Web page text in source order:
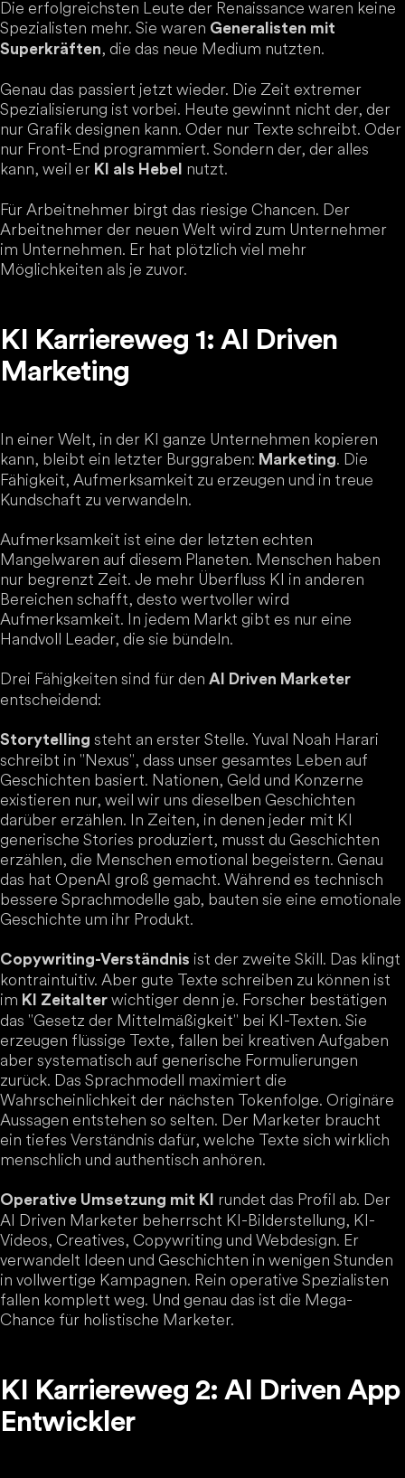
Die erfolgreichsten Leute der Renaissance waren keine
Spezialisten mehr. Sie waren Generalisten mit
Superkräften, die das neue Medium nutzten.
Genau das passiert jetzt wieder. Die Zeit extremer
Spezialisierung ist vorbei. Heute gewinnt nicht der, der
nur Grafik designen kann. Oder nur Texte schreibt. Oder
nur Front-End programmiert. Sondern der, der alles
kann, weil er KI als Hebel nutzt.
Für Arbeitnehmer birgt das riesige Chancen. Der
Arbeitnehmer der neuen Welt wird zum Unternehmer
im Unternehmen. Er hat plötzlich viel mehr
Möglichkeiten als je zuvor.
KI Karriereweg 1: AI Driven
Marketing
In einer Welt, in der KI ganze Unternehmen kopieren
kann, bleibt ein letzter Burggraben: Marketing. Die
Fähigkeit, Aufmerksamkeit zu erzeugen und in treue
Kundschaft zu verwandeln.
Aufmerksamkeit ist eine der letzten echten
Mangelwaren auf diesem Planeten. Menschen haben
nur begrenzt Zeit. Je mehr Überfluss KI in anderen
Bereichen schafft, desto wertvoller wird
Aufmerksamkeit. In jedem Markt gibt es nur eine
Handvoll Leader, die sie bündeln.
Drei Fähigkeiten sind für den AI Driven Marketer
entscheidend:
Storytelling steht an erster Stelle. Yuval Noah Harari
schreibt in "Nexus", dass unser gesamtes Leben auf
Geschichten basiert. Nationen, Geld und Konzerne
existieren nur, weil wir uns dieselben Geschichten
darüber erzählen. In Zeiten, in denen jeder mit KI
generische Stories produziert, musst du Geschichten
erzählen, die Menschen emotional begeistern. Genau
das hat OpenAI groß gemacht. Während es technisch
bessere Sprachmodelle gab, bauten sie eine emotionale
Geschichte um ihr Produkt.
Copywriting-Verständnis ist der zweite Skill. Das klingt
kontraintuitiv. Aber gute Texte schreiben zu können ist
im KI Zeitalter wichtiger denn je. Forscher bestätigen
das "Gesetz der Mittelmäßigkeit" bei KI-Texten. Sie
erzeugen flüssige Texte, fallen bei kreativen Aufgaben
aber systematisch auf generische Formulierungen
zurück. Das Sprachmodell maximiert die
Wahrscheinlichkeit der nächsten Tokenfolge. Originäre
Aussagen entstehen so selten. Der Marketer braucht
ein tiefes Verständnis dafür, welche Texte sich wirklich
menschlich und authentisch anhören.
Operative Umsetzung mit KI
rundet das Profil ab. Der
AI Driven Marketer beherrscht KI-Bilderstellung, KI-
Videos, Creatives, Copywriting und Webdesign. Er
verwandelt Ideen und Geschichten in wenigen Stunden
in vollwertige Kampagnen. Rein operative Spezialisten
fallen komplett weg. Und genau das ist die Mega-
Chance für holistische Marketer.
KI Karriereweg 2: AI Driven App
Entwickler